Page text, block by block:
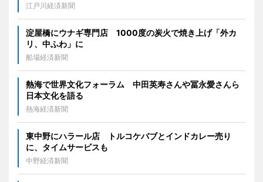
江戸川経済新聞
淀屋橋にウナギ専門店 1000度の炭火で焼き上げ「外カ
リ、中ふわ」に
船場経済新聞
熱海で世界文化フォーラム 中田英寿さんや冨永愛さんら
日本文化を語る
熱海経済新聞
東中野にハラール店 トルコケバブとインドカレー売り
に、タイムサービスも
中野経済新聞